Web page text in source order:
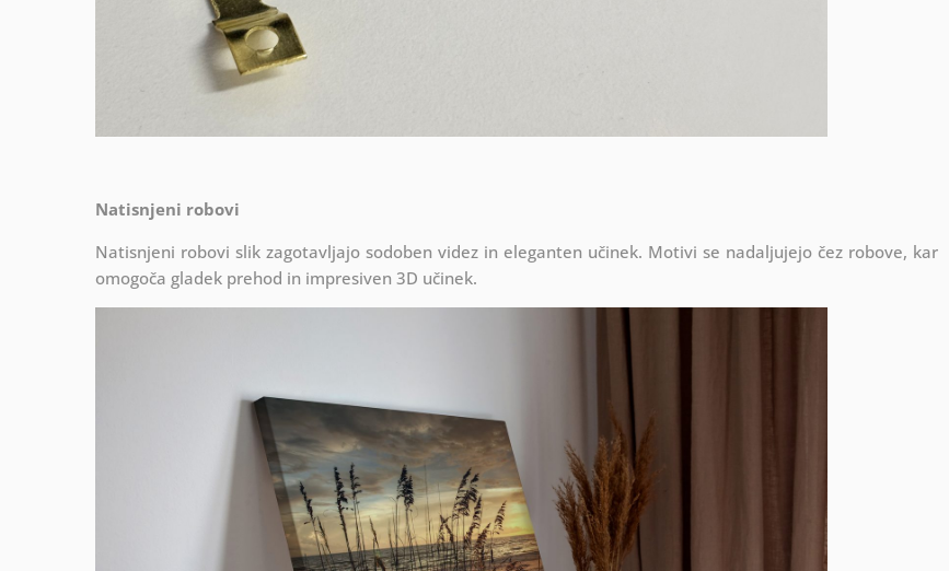
Natisnjeni robovi
Natisnjeni robovi slik zagotavljajo sodoben videz in eleganten učinek. Motivi se nadaljujejo čez robove, kar
omogoča gladek prehod in impresiven 3D učinek.